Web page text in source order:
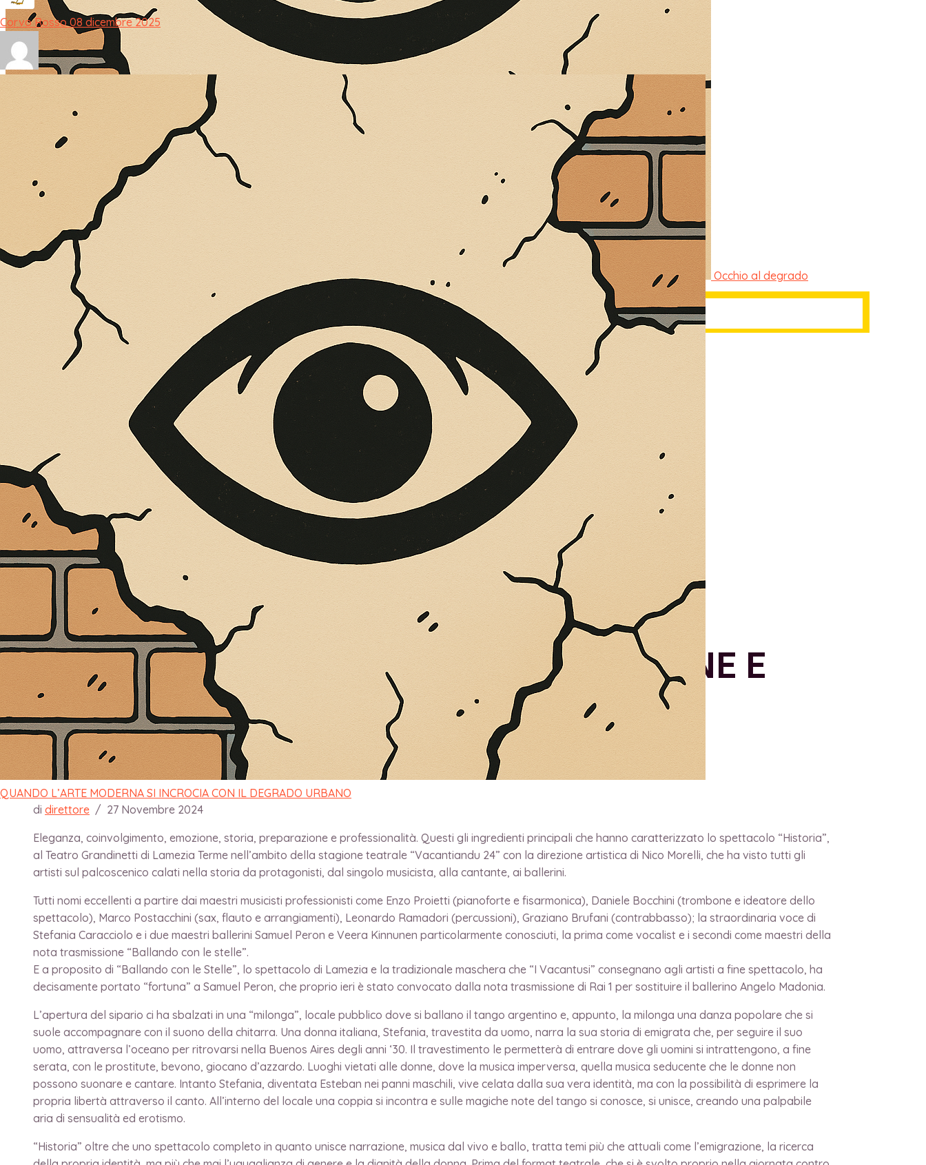
Corvo Rosso 08 dicembre 2025
QUANDO L’ARTE MODERNA SI INCROCIA CON IL DEGRADO URBANO
Occhio al degrado
È MORTO MELO FRENI, VIVONO LE OPERE SUE
Antonio Marino 4 Agosto 2026
Cultura e Società
A casa Freni, a pochi passi dal lungomare di Terme Vigliatore, sulle pareti giaccio istantanee,...
CONTINUA A LEGGERE
Condividi:
ELEGANZA E GRANDI EMOZIONI CON
“HISTORIA. UNA STORIA DI MIGRAZIONE E
AMORE” CON SAMUEL PERON E VEERA
KINNUNEN
di direttore / 27 Novembre 2024
Eleganza, coinvolgimento, emozione, storia, preparazione e professionalità. Questi gli ingredienti principali che hanno caratterizzato lo spettacolo “Historia”,
al Teatro Grandinetti di Lamezia Terme nell’ambito della stagione teatrale “Vacantiandu 24” con la direzione artistica di Nico Morelli, che ha visto tutti gli
artisti sul palcoscenico calati nella storia da protagonisti, dal singolo musicista, alla cantante, ai ballerini.
Tutti nomi eccellenti a partire dai maestri musicisti professionisti come Enzo Proietti (pianoforte e fisarmonica), Daniele Bocchini (trombone e ideatore dello
spettacolo), Marco Postacchini (sax, flauto e arrangiamenti), Leonardo Ramadori (percussioni), Graziano Brufani (contrabbasso); la straordinaria voce di
Stefania Caracciolo e i due maestri ballerini Samuel Peron e Veera Kinnunen particolarmente conosciuti, la prima come vocalist e i secondi come maestri della
nota trasmissione “Ballando con le stelle”.
E a proposito di “Ballando con le Stelle”, lo spettacolo di Lamezia e la tradizionale maschera che “I Vacantusi” consegnano agli artisti a fine spettacolo, ha
decisamente portato “fortuna” a Samuel Peron, che proprio ieri è stato convocato dalla nota trasmissione di Rai 1 per sostituire il ballerino Angelo Madonia.
L’apertura del sipario ci ha sbalzati in una “milonga”, locale pubblico dove si ballano il tango argentino e, appunto, la milonga una danza popolare che si
suole accompagnare con il suono della chitarra. Una donna italiana, Stefania, travestita da uomo, narra la sua storia di emigrata che, per seguire il suo
uomo, attraversa l’oceano per ritrovarsi nella Buenos Aires degli anni ‘30. Il travestimento le permetterà di entrare dove gli uomini si intrattengono, a fine
serata, con le prostitute, bevono, giocano d’azzardo. Luoghi vietati alle donne, dove la musica imperversa, quella musica seducente che le donne non
possono suonare e cantare. Intanto Stefania, diventata Esteban nei panni maschili, vive celata dalla sua vera identità, ma con la possibilità di esprimere la
propria libertà attraverso il canto. All’interno del locale una coppia si incontra e sulle magiche note del tango si conosce, si unisce, creando una palpabile
aria di sensualità ed erotismo.
“Historia” oltre che uno spettacolo completo in quanto unisce narrazione, musica dal vivo e ballo, tratta temi più che attuali come l’emigrazione, la ricerca